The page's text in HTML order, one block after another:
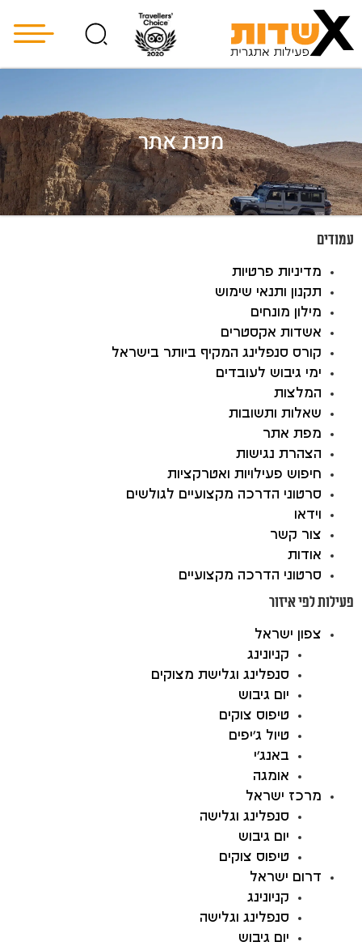
מפת אתר
עמודים
מדיניות פרטיות
תקנון ותנאי שימוש
מילון מונחים
אשדות אקסטרים
קורס סנפלינג המקיף ביותר בישראל
ימי גיבוש לעובדים
המלצות
שאלות ותשובות
מפת אתר
הצהרת נגישות
חיפוש פעילויות ואטרקציות
סרטוני הדרכה מקצועיים לגולשים
וידאו
צור קשר
אודות
סרטוני הדרכה מקצועיים
פעילות לפי איזור
צפון ישראל
קניונינג
סנפלינג וגלישת מצוקים
יום גיבוש
טיפוס צוקים
טיול ג'יפים
באנג'י
אומגה
מרכז ישראל
סנפלינג וגלישה
יום גיבוש
טיפוס צוקים
דרום ישראל
קניונינג
סנפלינג וגלישה
יום גיבוש